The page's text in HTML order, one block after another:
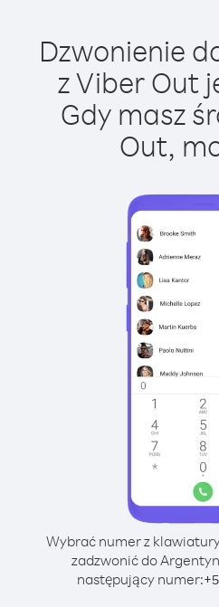
Dzwonienie
z Viber Out
Gdy masz
Out,
Wybrać numer z
zadzwonić do
następujący numer:+